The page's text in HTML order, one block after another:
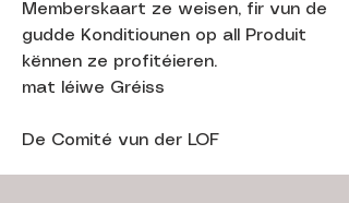
Memberskaart ze weisen, fir vun de
gudde Konditiounen op all Produit
kënnen ze profitéieren.
mat léiwe Gréiss
De Comité vun der LOF